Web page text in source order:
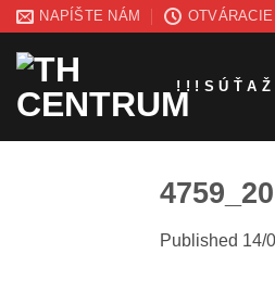
Skip
content
NAPÍŠTE NÁM
! ! ! S Ú Ť A Ž
4759_20
Published 14/